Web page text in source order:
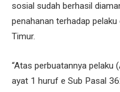
sosial sudah berhasil
penahanan terhadap
Timur.
“Atas perbuatannya pelaku
ayat 1 huruf e Sub Pasal